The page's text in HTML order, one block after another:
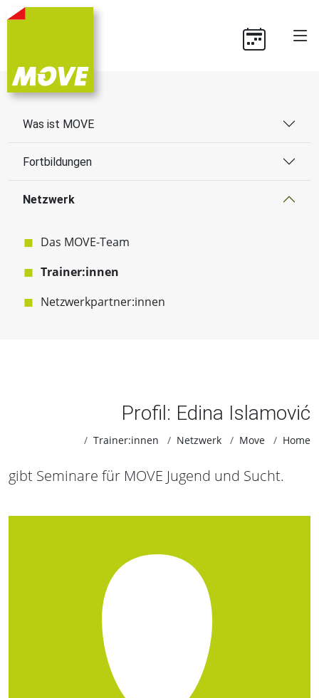
Was ist MOVE
Fortbildungen
Netzwerk
Das MOVE-Team
Trainer:innen
Netzwerkpartner:innen
Profil: Edina Islamović
Trainer:innen Netzwerk Move Home
gibt Seminare für MOVE Jugend und Sucht.